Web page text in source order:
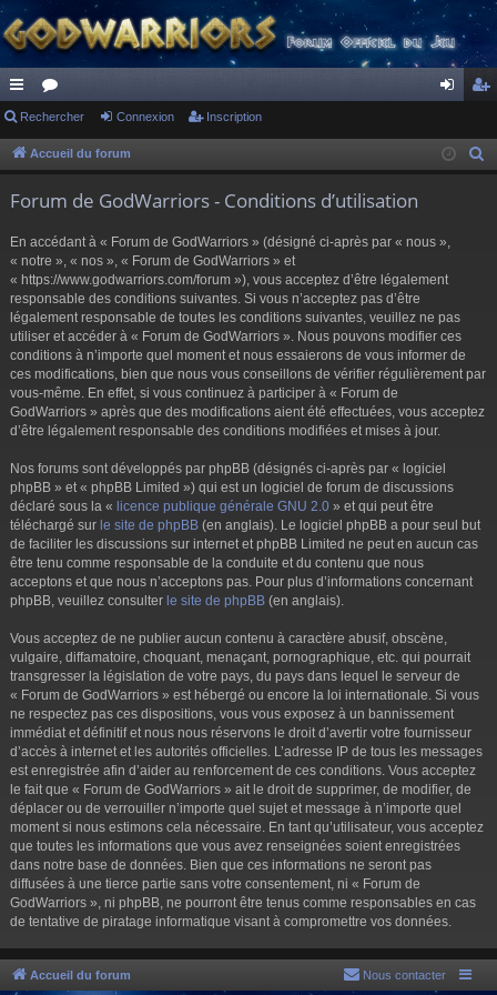
ac
co
s
or
u ne cri
Rechercher Connexion Inscription
Accueil du forum
Forum de GodWarriors - Conditions d’utilisation
En accédant à « Forum de GodWarriors » (désigné ci-après par « nous »,
« notre », « nos », « Forum de GodWarriors » et
« https://www.godwarriors.com/forum »), vous acceptez d’être légalement
responsable des conditions suivantes. Si vous n’acceptez pas d’être
légalement responsable de toutes les conditions suivantes, veuillez ne pas
utiliser et accéder à « Forum de GodWarriors ». Nous pouvons modifier ces
conditions à n’importe quel moment et nous essaierons de vous informer de
ces modifications, bien que nous vous conseillons de vérifier régulièrement par
vous-même. En effet, si vous continuez à participer à « Forum de
GodWarriors » après que des modifications aient été effectuées, vous acceptez
d’être légalement responsable des conditions modifiées et mises à jour.
Nos forums sont développés par phpBB (désignés ci-après par « logiciel
phpBB » et « phpBB Limited ») qui est un logiciel de forum de discussions
déclaré sous la « licence publique générale GNU 2.0 » et qui peut être
téléchargé sur le site de phpBB (en anglais). Le logiciel phpBB a pour seul but
de faciliter les discussions sur internet et phpBB Limited ne peut en aucun cas
être tenu comme responsable de la conduite et du contenu que nous
acceptons et que nous n’acceptons pas. Pour plus d’informations concernant
phpBB, veuillez consulter le site de phpBB (en anglais).
Vous acceptez de ne publier aucun contenu à caractère abusif, obscène,
vulgaire, diffamatoire, choquant, menaçant, pornographique, etc. qui pourrait
transgresser la législation de votre pays, du pays dans lequel le serveur de
« Forum de GodWarriors » est hébergé ou encore la loi internationale. Si vous
ne respectez pas ces dispositions, vous vous exposez à un bannissement
immédiat et définitif et nous nous réservons le droit d’avertir votre fournisseur
d’accès à internet et les autorités officielles. L’adresse IP de tous les messages
est enregistrée afin d’aider au renforcement de ces conditions. Vous acceptez
le fait que « Forum de GodWarriors » ait le droit de supprimer, de modifier, de
déplacer ou de verrouiller n’importe quel sujet et message à n’importe quel
moment si nous estimons cela nécessaire. En tant qu’utilisateur, vous acceptez
que toutes les informations que vous avez renseignées soient enregistrées
dans notre base de données. Bien que ces informations ne seront pas
diffusées à une tierce partie sans votre consentement, ni « Forum de
GodWarriors », ni phpBB, ne pourront être tenus comme responsables en cas
de tentative de piratage informatique visant à compromettre vos données.
Accueil du forum Nous contacter